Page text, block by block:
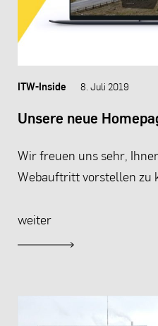
ITW-Inside 8. Juli 2019
Unsere neue
Wir freuen uns sehr,
Webauftritt vorstellen zu
weiter